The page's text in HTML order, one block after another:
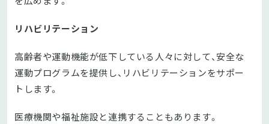
リハビリテーション
高齢者や運動機能が低下している人々に対して、安全な
運動プログラムを提供し、リハビリテーションをサポー
トします。
医療機関や福祉施設と連携することもあります。